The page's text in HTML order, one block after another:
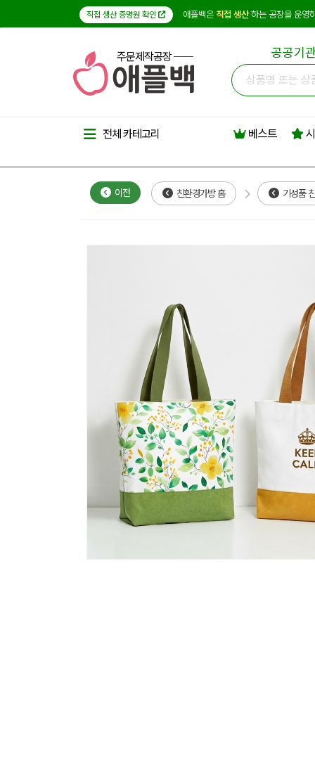
직접 생산 증명원 확인 애플백은 직접 생산하는 공장을 운영
주문제작공장 공공기
전체 카테고리 베스트
이전 친환경가방 홈 기성품